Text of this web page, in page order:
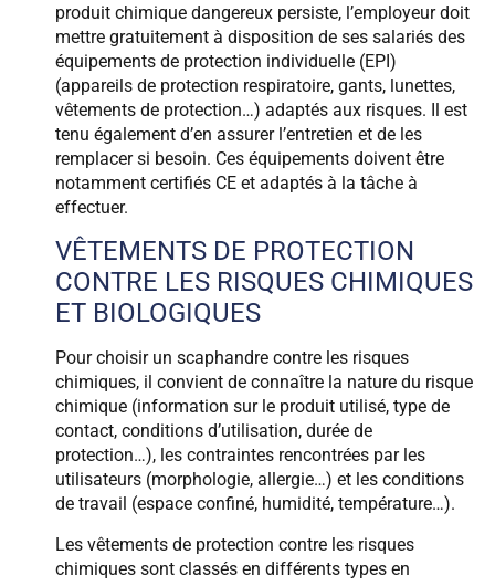
produit chimique dangereux persiste, l’employeur doit
mettre gratuitement à disposition de ses salariés des
équipements de protection individuelle (EPI)
(appareils de protection respiratoire, gants, lunettes,
vêtements de protection…) adaptés aux risques. Il est
tenu également d’en assurer l’entretien et de les
remplacer si besoin. Ces équipements doivent être
notamment certifiés CE et adaptés à la tâche à
effectuer.
VÊTEMENTS DE PROTECTION
CONTRE LES RISQUES CHIMIQUES
ET BIOLOGIQUES
Pour choisir un scaphandre contre les risques
chimiques, il convient de connaître la nature du risque
chimique (information sur le produit utilisé, type de
contact, conditions d’utilisation, durée de
protection…), les contraintes rencontrées par les
utilisateurs (morphologie, allergie…) et les conditions
de travail (espace confiné, humidité, température…).
Les vêtements de protection contre les risques
chimiques sont classés en différents types en